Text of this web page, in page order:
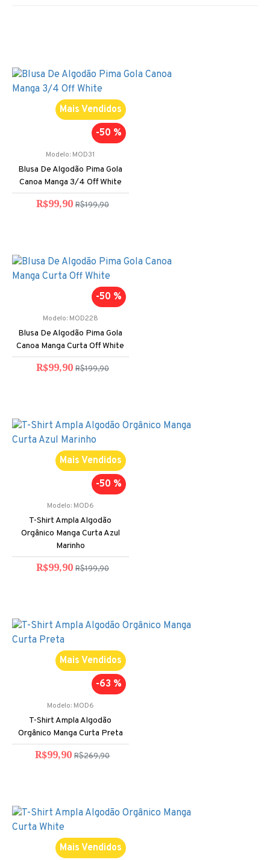
Mais Vendidos
-50 %
Modelo: MOD31
Blusa De Algodão Pima Gola
Canoa Manga 3/4 Off White
R$99,90 R$199,90
-50 %
Modelo: MOD228
Blusa De Algodão Pima Gola
Canoa Manga Curta Off White
R$99,90 R$199,90
Mais Vendidos
-50 %
Modelo: MOD6
T-Shirt Ampla Algodão
Orgânico Manga Curta Azul
Marinho
R$99,90 R$199,90
Mais Vendidos
-63 %
Modelo: MOD6
T-Shirt Ampla Algodão
Orgânico Manga Curta Preta
R$99,90 R$269,90
Mais Vendidos